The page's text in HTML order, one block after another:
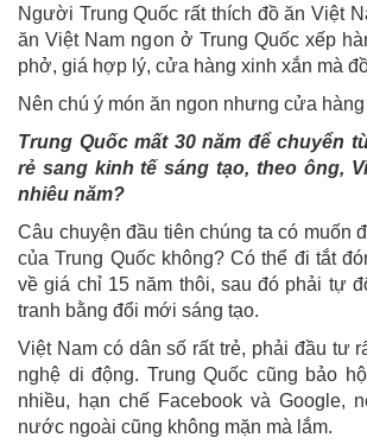
Người Trung Quốc rất thích đồ ăn Việt
ăn Việt Nam ngon ở Trung Quốc xếp
phở, giá hợp lý, cửa hàng xinh xắn mà
Nên chú ý món ăn ngon nhưng cửa
Trung Quốc mất 30 năm để chuyển
rẻ sang kinh tế sáng tạo, theo ông,
nhiêu năm?
Câu chuyện đầu tiên chúng ta có muốn
của Trung Quốc không? Có thể đi tắt
về giá chỉ 15 năm thôi, sau đó phải tự
tranh bằng đổi mới sáng tạo.
Việt Nam có dân số rất trẻ, phải đầu tư
nghệ di động. Trung Quốc cũng bảo
nhiều, hạn chế Facebook và Google,
nước ngoài cũng không mặn mà lắm.